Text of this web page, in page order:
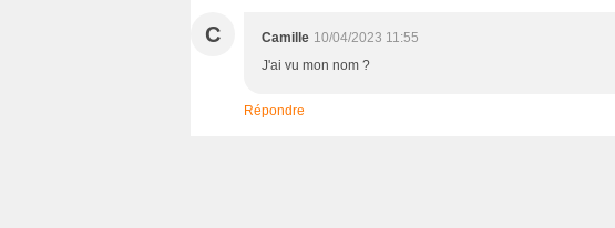
C Camille 10/04/2023 11:55
J'ai vu mon nom ?
Répondre